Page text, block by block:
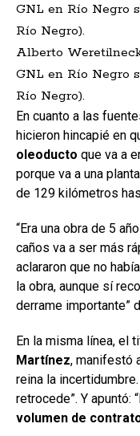
Alberto
GNL en Río Negro
Río Negro).
En cuanto a las
hicieron hincapié en
oleoducto que va a
porque va a una
de 129 kilómetros
“Era una obra de 5
caños va a ser más
aclararon que no
la obra, aunque sí
derrame importante”
En la misma línea, el
Martínez, manifestó
reina la
retrocede”. Y apuntó:
volumen de